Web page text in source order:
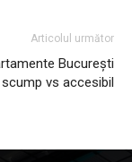
Articolul următor
București
vs accesibil